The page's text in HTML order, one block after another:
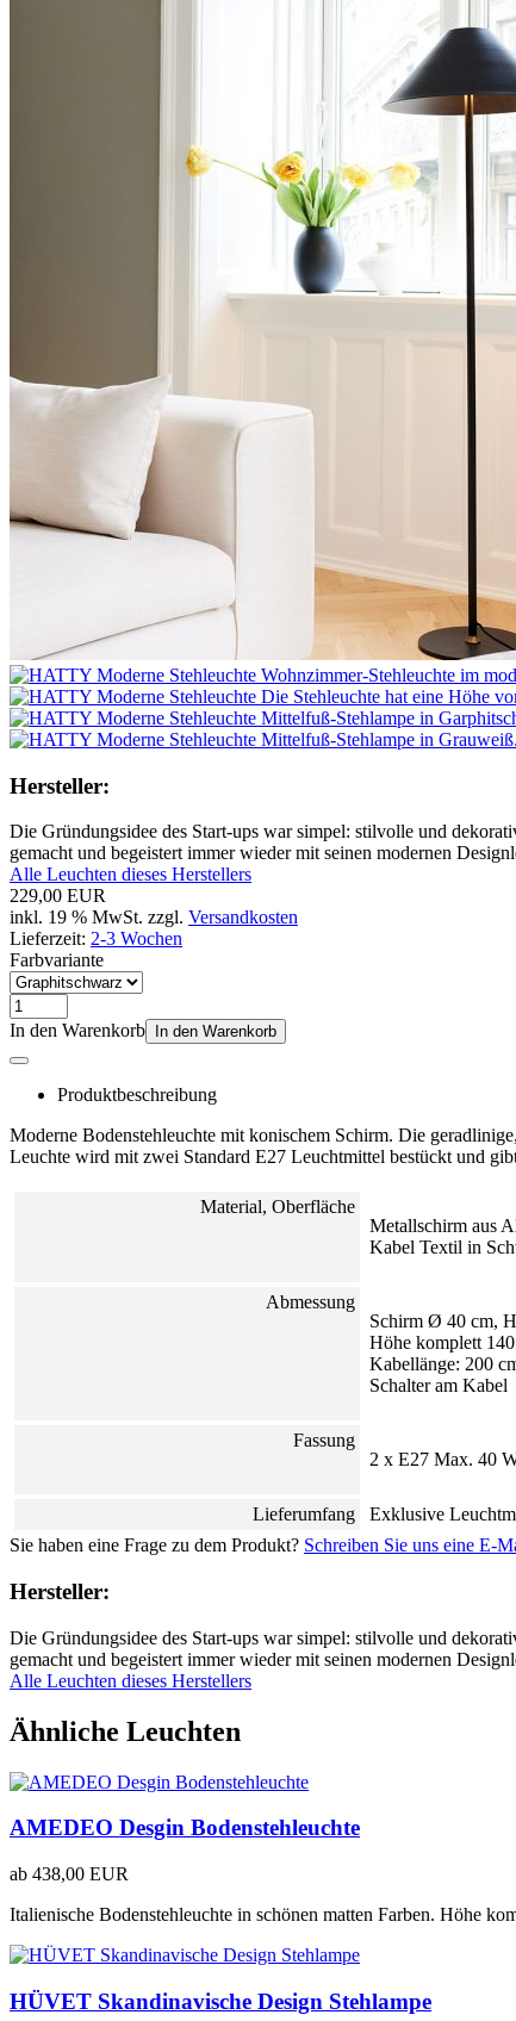
Hersteller:
Die Gründungsidee des Start-ups war simpel: stilvolle und
gemacht und begeistert immer wieder mit seinen modernen
Alle Leuchten dieses Herstellers
229,00 EUR
inkl. 19 % MwSt. zzgl. Versandkosten
Lieferzeit: 2-3 Wochen
Farbvariante
In den Warenkorb In den Warenkorb
Produktbeschreibung
Moderne Bodenstehleuchte mit konischem Schirm. Die
Leuchte wird mit zwei Standard E27 Leuchtmittel bestückt und
Material, Oberfläche
Metallschirm aus
Kabel Textil in
Abmessung
Schirm Ø 40 cm,
Höhe komplett
Kabellänge: 200
Schalter am Kabel
Fassung
2 x E27 Max. 40
Lieferumfang
Exklusive
Sie haben eine Frage zu dem Produkt? Schreiben Sie uns eine E-
Hersteller:
Die Gründungsidee des Start-ups war simpel: stilvolle und
gemacht und begeistert immer wieder mit seinen modernen
Alle Leuchten dieses Herstellers
Ähnliche Leuchten
AMEDEO Desgin Bodenstehleuchte
ab 438,00 EUR
Italienische Bodenstehleuchte in schönen matten Farben. Höhe
HÜVET Skandinavische Design Stehlampe